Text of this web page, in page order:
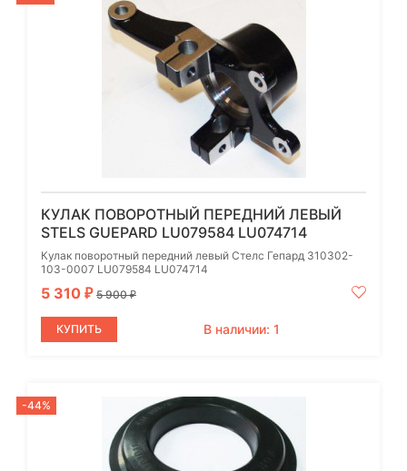
КУЛАК ПОВОРОТНЫЙ ПЕРЕДНИЙ ЛЕВЫЙ
STELS GUEPARD LU079584 LU074714
Кулак поворотный передний левый Стелс Гепард 310302-
103-0007 LU079584 LU074714
5 310 ₽ 5 900₽
КУПИТЬ В наличии: 1
-44%